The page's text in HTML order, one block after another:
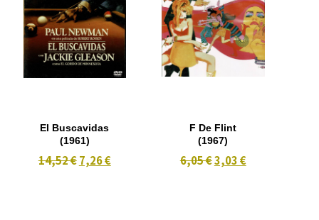
El Buscavidas
(1961)
14,52 € 7,26 €
F De Flint
(1967)
6,05 €3,03 €